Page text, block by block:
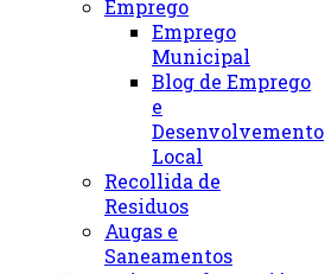
Emprego
Emprego
Municipal
Blog de Emprego
e
Desenvolvemento
Local
Recollida de
Residuos
Augas e
Saneamentos